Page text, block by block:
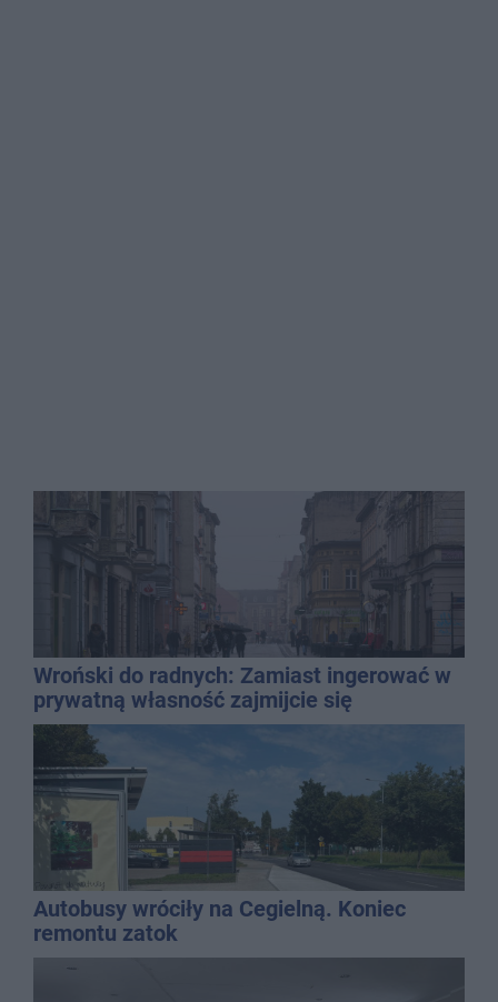
Wroński do radnych: Zamiast ingerować w
prywatną własność zajmijcie się
gospodarką
Autobusy wróciły na Cegielną. Koniec
remontu zatok